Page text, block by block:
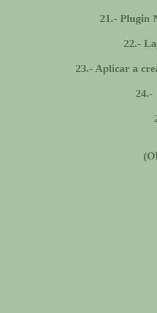
21.- Plugin
22.-
23.- Aplicar a
24.-